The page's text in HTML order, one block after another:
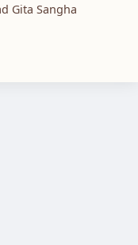
Gita Sangha